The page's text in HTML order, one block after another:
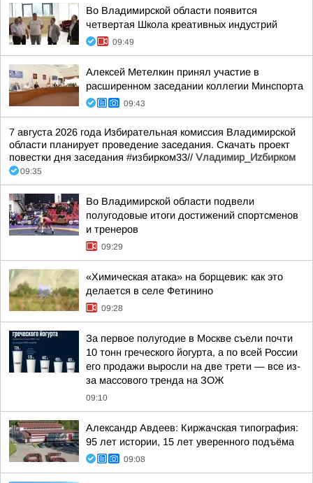
Во Владимирской области появится
четвертая Школа креативных индустрий
09:49
Алексей Метелкин принял участие в
расширенном заседании коллегии Минспорта
09:43
7 августа 2026 года Избирательная комиссия Владимирской
области планирует проведение заседания. Скачать проект
повестки дня заседания #избирком33// Vладимир_Иzбирком
09:35
Во Владимирской области подвели
полугодовые итоги достижений спортсменов
и тренеров
09:29
«Химическая атака» на борщевик: как это
делается в селе Фетинино
09:28
За первое полугодие в Москве съели почти
10 тонн греческого йогурта, а по всей России
его продажи выросли на две трети — все из-
за массового тренда на ЗОЖ
09:10
Александр Авдеев: Киржачская типография:
95 лет истории, 15 лет уверенного подъёма
09:08